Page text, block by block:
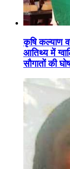
कृषि कल्याण
आतिथ्य में
सौगातों की